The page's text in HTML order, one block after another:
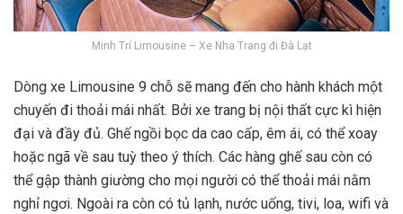
Minh Trí Limousine – Xe Nha Trang đi Đà Lạt
Dòng xe Limousine 9 chỗ sẽ mang đến cho hành khách một
chuyến đi thoải mái nhất. Bởi xe trang bị nội thất cực kì hiện
đại và đầy đủ. Ghế ngồi bọc da cao cấp, êm ái, có thể xoay
hoặc ngã về sau tuỳ theo ý thích. Các hàng ghế sau còn có
thể gập thành giường cho mọi người có thể thoải mái nằm
nghỉ ngơi. Ngoài ra còn có tủ lạnh, nước uống, tivi, loa, wifi và